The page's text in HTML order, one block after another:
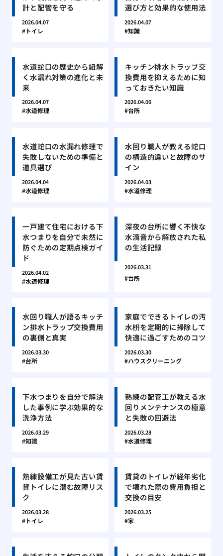
計と配管を守る
2026.04.07
トイレ
選び方と効果的な使用法
2026.04.07
知識
水道蛇口の歴史から紐解
く水漏れ対策の進化と未
来
2026.04.07
水道修理
キッチン排水トラップ交
換費用を抑えるために知
っておきたい知識
2026.04.06
台所
水道蛇口の水漏れ修理で
失敗しないための準備と
道具選び
2026.04.04
水道修理
水回り職人が教える蛇口
の構造的違いと故障のサ
イン
2026.04.03
水道修理
一戸建て住宅における下
水つまりを自分で未然に
防ぐための定期点検ガイ
ド
2026.04.02
水道修理
深夜の台所に響く不快な
水滴音から解放された私
の生活記録
2026.03.31
台所
水回り職人が語るキッチ
ン排水トラップ交換費用
の裏側と真実
2026.03.30
台所
家庭でできるトイレの汚
水枡を定期的に掃除して
快適に過ごすためのコツ
2026.03.30
ハウスクリーニング
下水つまりを自分で解決
した事例に学ぶ効果的な
洗浄方法
2026.03.29
知識
熟練の配管工が教える水
回りメンテナンスの極意
と失敗の回避法
2026.03.28
水道修理
熟練設備工が見た古い賃
貸トイレに潜む故障リス
ク
2026.03.28
トイレ
賃貸のトイレが経年劣化
で壊れた際の費用負担と
交換の目安
2026.03.25
家